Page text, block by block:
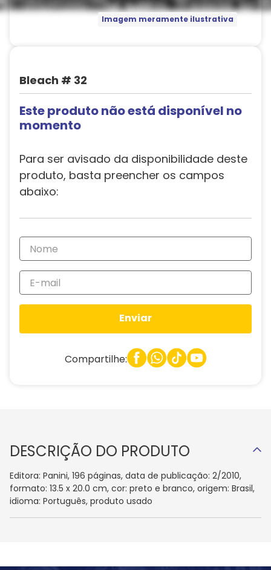
Imagem meramente ilustrativa
Bleach # 32
Este produto não está disponível no
momento
Para ser avisado da disponibilidade deste
produto, basta preencher os campos
abaixo:
Enviar
Compartilhe:
DESCRIÇÃO DO PRODUTO
Editora: Panini, 196 páginas, data de publicação: 2/2010,
formato: 13.5 x 20.0 cm, cor: preto e branco, origem: Brasil,
idioma: Português, produto usado